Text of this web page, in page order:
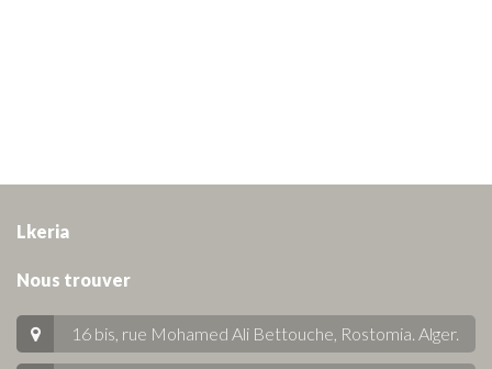
Lkeria
Nous trouver
16 bis, rue Mohamed Ali Bettouche, Rostomia. Alger.